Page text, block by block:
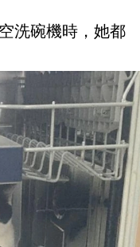
洗碗機時，她都